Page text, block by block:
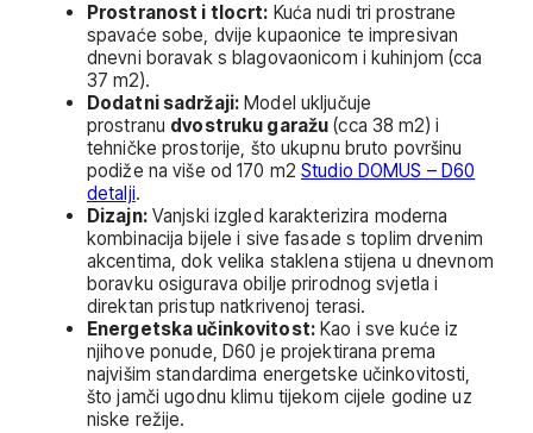
Prostranost i tlocrt: Kuća nudi tri prostrane
spavaće sobe, dvije kupaonice te impresivan
dnevni boravak s blagovaonicom i kuhinjom (cca
37 m2).
Dodatni sadržaji: Model uključuje
prostranu dvostruku garažu (cca 38 m2) i
tehničke prostorije, što ukupnu bruto površinu
podiže na više od 170 m2Studio DOMUS – D60
detalji.
Dizajn:Vanjski izgled karakterizira moderna
kombinacija bijele i sive fasade s toplim drvenim
akcentima, dok velika staklena stijena u dnevnom
boravku osigurava obilje prirodnog svjetla i
direktan pristup natkrivenoj terasi.
Energetska učinkovitost:Kao i sve kuće iz
njihove ponude, D60 je projektirana prema
najvišim standardima energetske učinkovitosti,
što jamči ugodnu klimu tijekom cijele godine uz
niske režije.